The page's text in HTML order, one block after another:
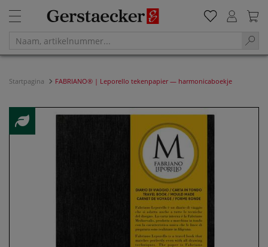
Startpagina FABRIANO® | Leporello tekenpapier — harmonicaboekje